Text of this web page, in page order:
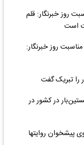
روز خبرنگار: قلم
است
روز خبرنگار:
را تبریک گفت
برای نخستین‌بار در کشور در
پیشخوان روایت­ها